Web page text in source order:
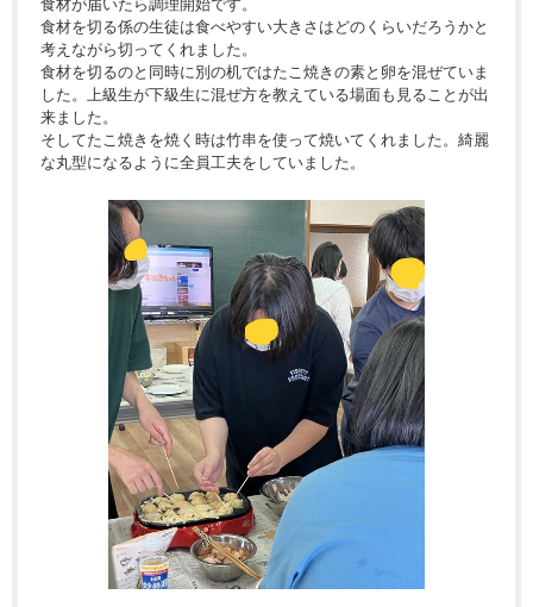
食材が届いたら調理開始です。
食材を切る係の生徒は食べやすい大きさはどのくらいだろうかと
考えながら切ってくれました。
食材を切るのと同時に別の机ではたこ焼きの素と卵を混ぜていま
した。上級生が下級生に混ぜ方を教えている場面も見ることが出
来ました。
そしてたこ焼きを焼く時は竹串を使って焼いてくれました。綺麗
な丸型になるように全員工夫をしていました。